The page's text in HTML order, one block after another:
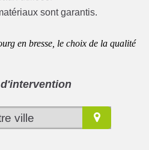
sont garantis.
en bresse, le choix de la qualité